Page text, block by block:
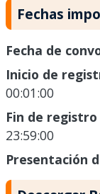
Fechas
Fecha de
Inicio de
00:01:00
Fin de
23:59:00
Presentación